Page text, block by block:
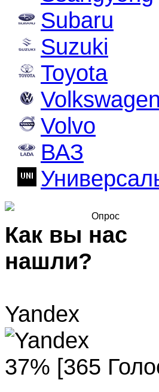
Subaru
Suzuki
Toyota
Volkswagen
Volvo
ВАЗ
Опрос
Как вы нас
нашли?
Yandex
37% [365